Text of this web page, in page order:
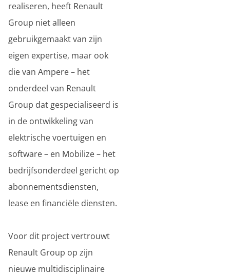
realiseren, heeft Renault
Group niet alleen
gebruikgemaakt van zijn
eigen expertise, maar ook
die van Ampere – het
onderdeel van Renault
Group dat gespecialiseerd is
in de ontwikkeling van
elektrische voertuigen en
software – en Mobilize – het
bedrijfsonderdeel gericht op
abonnementsdiensten,
lease en financiële diensten.
Voor dit project vertrouwt
Renault Group op zijn
nieuwe multidisciplinaire